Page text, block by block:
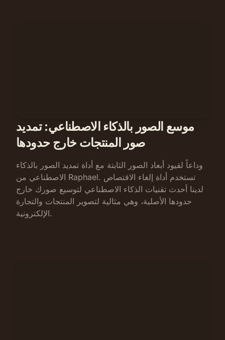
موسع الصور بالذكاء الاصطناعي: تمديد
صور المنتجات خارج حدودها
وداعاً لقيود أبعاد الصور الثابتة مع أداة تمديد الصور بالذكاء
الاصطناعي من Raphael. تستخدم أداة إلغاء الاقتصاص
لدينا أحدث تقنيات الذكاء الاصطناعي لتوسيع صورك خارج
حدودها الأصلية، وهي مثالية لتصوير المنتجات والتجارة
الإلكترونية.